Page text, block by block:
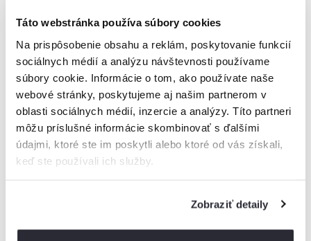
Táto webstránka používa súbory cookies
Na prispôsobenie obsahu a reklám, poskytovanie funkcií
sociálnych médií a analýzu návštevnosti používame
súbory cookie. Informácie o tom, ako používate naše
webové stránky, poskytujeme aj našim partnerom v
oblasti sociálnych médií, inzercie a analýzy. Títo partneri
môžu príslušné informácie skombinovať s ďalšími
údajmi, ktoré ste im poskytli alebo ktoré od vás získali,
keď ste používali ich služby.
Zobraziť detaily
99€
od79,20€ / noc
najbližšom okolí.